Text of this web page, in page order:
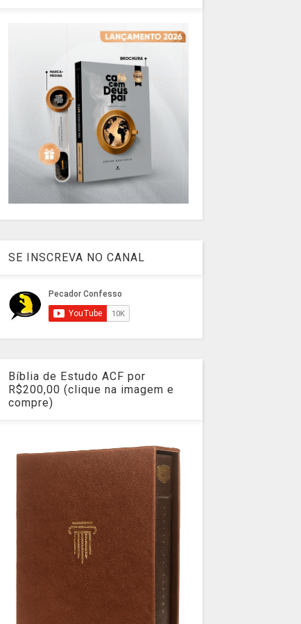
SE INSCREVA NO CANAL
Bíblia de Estudo ACF por
R$200,00 (clique na imagem e
compre)